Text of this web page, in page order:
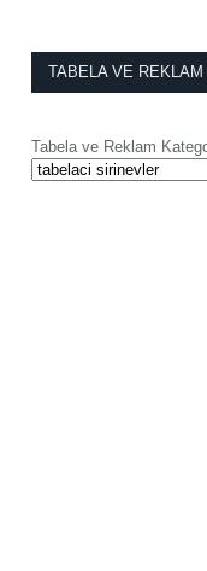
TABELA VE REKLAM
Tabela ve Reklam